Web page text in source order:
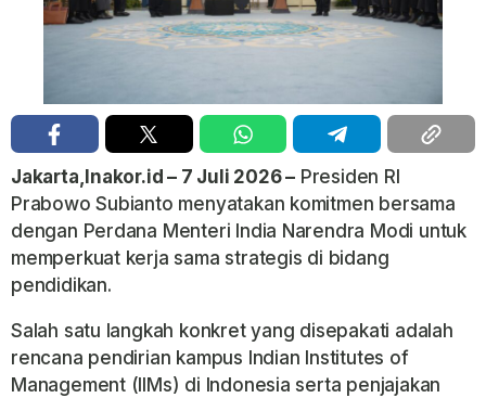
Jakarta,Inakor.id – 7 Juli 2026 – Presiden RI
Prabowo Subianto menyatakan komitmen bersama
dengan Perdana Menteri India Narendra Modi untuk
memperkuat kerja sama strategis di bidang
pendidikan.
Salah satu langkah konkret yang disepakati adalah
rencana pendirian kampus Indian Institutes of
Management (IIMs) di Indonesia serta penjajakan